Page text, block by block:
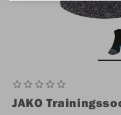
JAKO